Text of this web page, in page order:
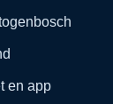
en app